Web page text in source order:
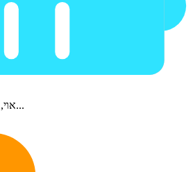
אױ, װײ! איך האָב ליב פֿריטלעך...